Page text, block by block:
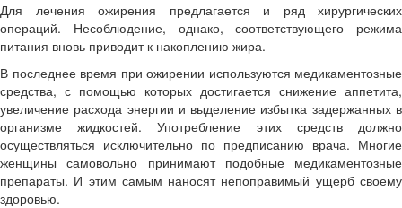
Для лечения ожирения предлагается и ряд хирургических
операций. Несоблюдение, однако, соответствующего режима
питания вновь приводит к накоплению жира.
В последнее время при ожирении используются медикаментозные
средства, с помощью которых достигается снижение аппетита,
увеличение расхода энергии и выделение избытка задержанных в
организме жидкостей. Употребление этих средств должно
осуществляться исключительно по предписанию врача. Многие
женщины самовольно принимают подобные медикаментозные
препараты. И этим самым наносят непоправимый ущерб своему
здоровью.